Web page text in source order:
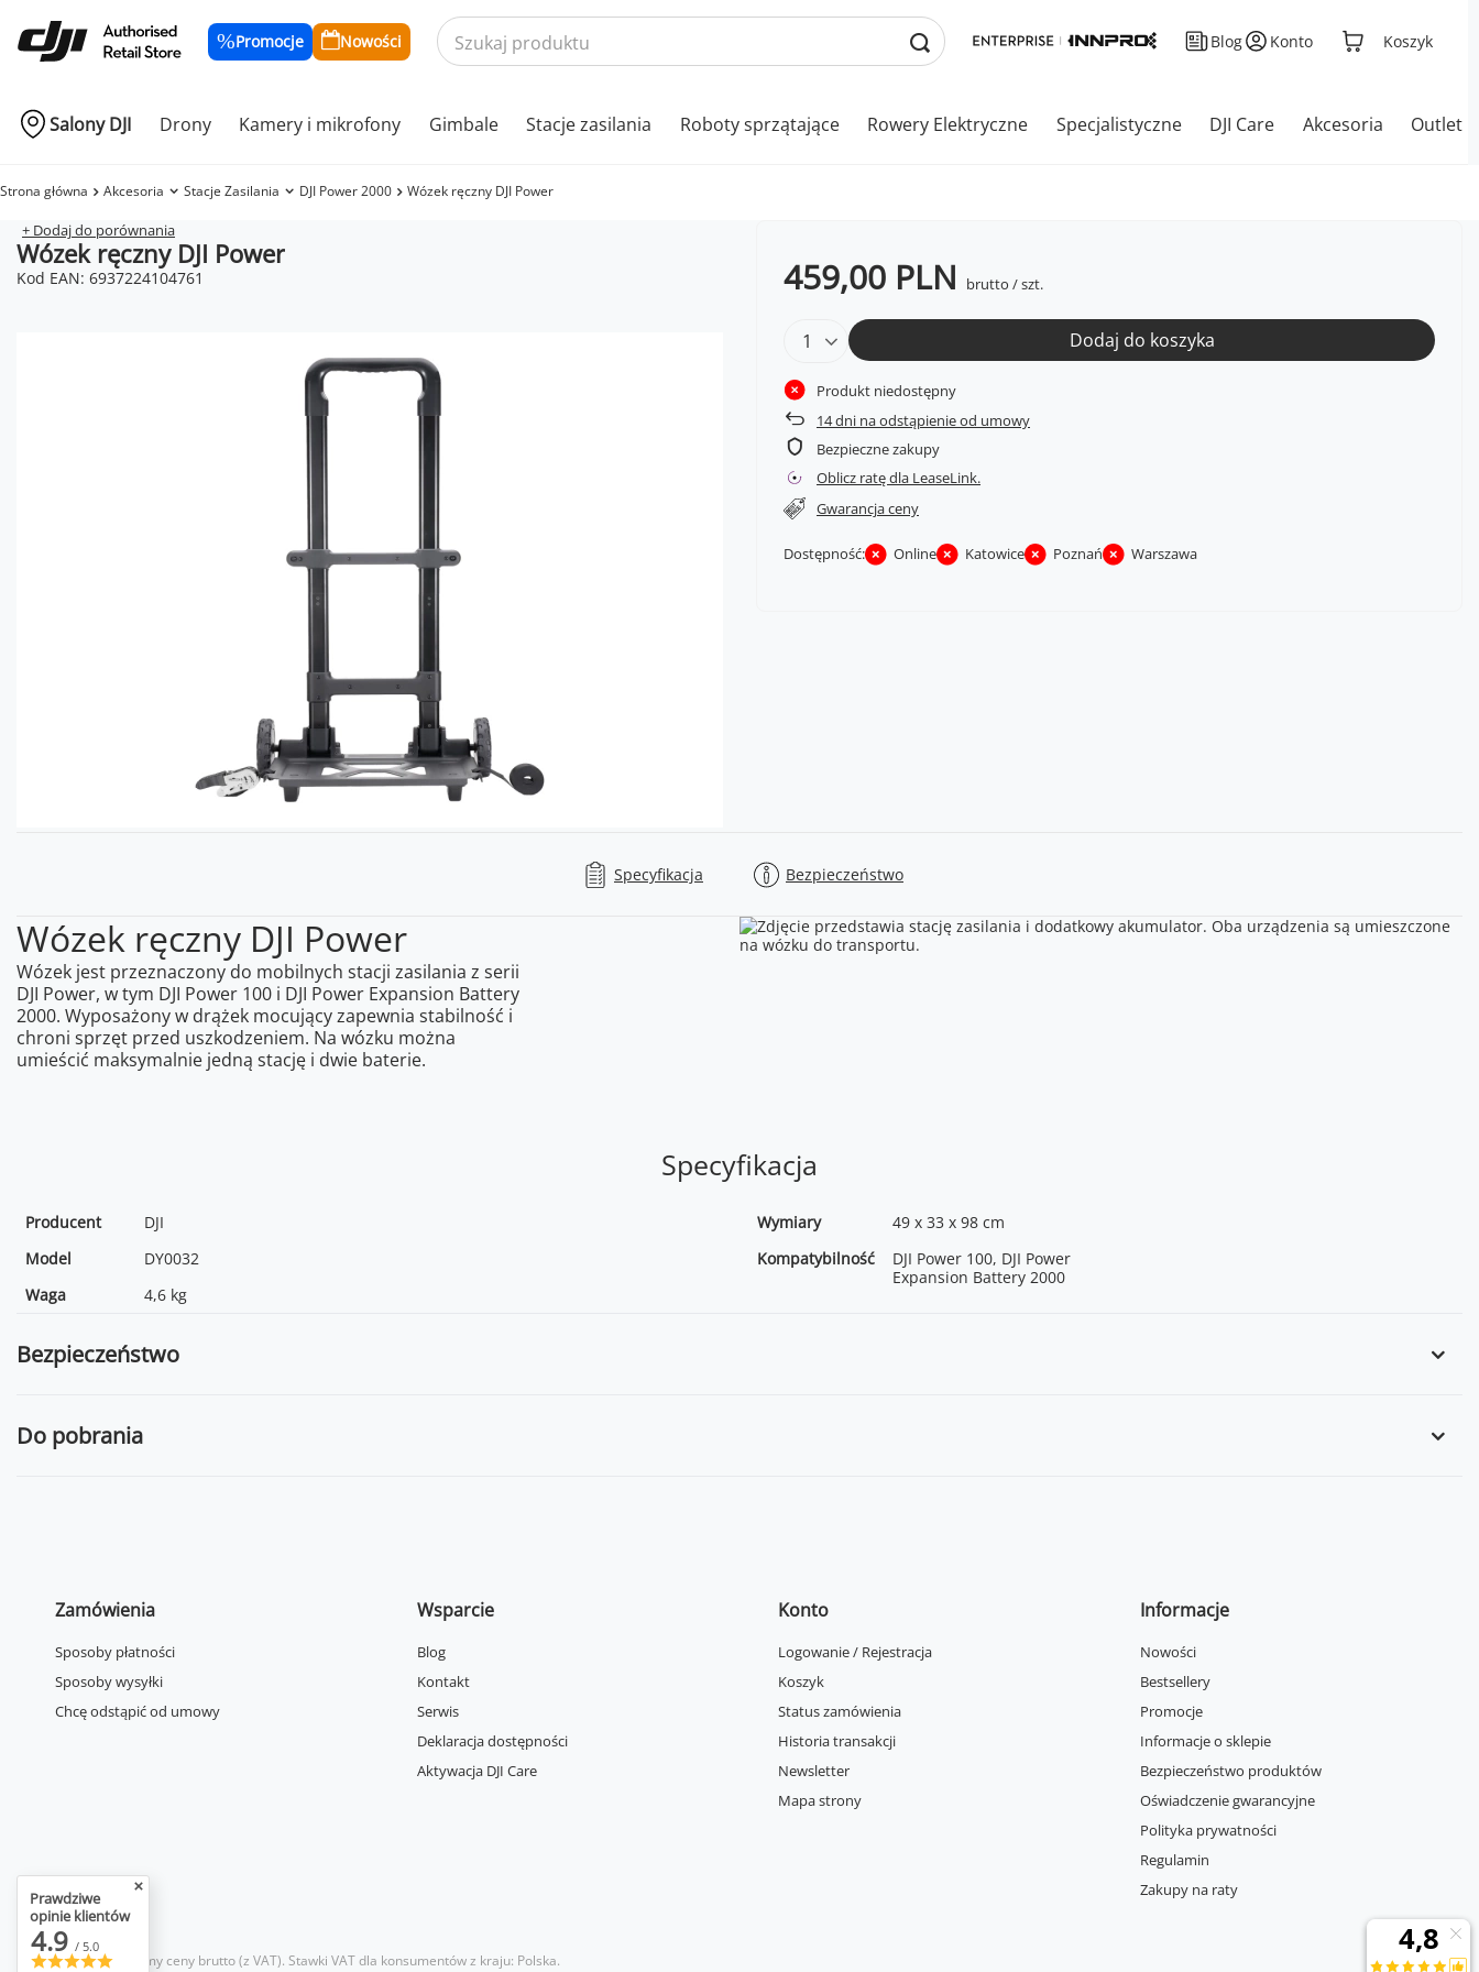
Promocje Nowości Blog Konto Koszyk
Salony DJI Drony Kamery i mikrofony Gimbale Stacje zasilania Roboty sprzątające Rowery Elektryczne Specjalistyczne DJI Care Akcesoria Outlet
Strona główna Akcesoria Stacje Zasilania DJI Power 2000 Wózek ręczny DJI Power
+ Dodaj do porównania
Wózek ręczny DJI Power
Kod EAN: 6937224104761 459,00 PLN brutto /szt.
Dodaj do koszyka
Produkt niedostępny
14dni na odstąpienie od umowy
Bezpieczne zakupy
Oblicz ratę dla LeaseLink.
Gwarancja ceny
Dostępność: Online Katowice Poznań Warszawa
Specyfikacja Bezpieczeństwo
Wózek ręczny DJI Power
Wózek jest przeznaczony do mobilnych stacji zasilania z serii
DJI Power, w tym DJI Power 100 i DJI Power Expansion Battery
2000. Wyposażony w drążek mocujący zapewnia stabilność i
chroni sprzęt przed uszkodzeniem. Na wózku można
umieścić maksymalnie jedną stację i dwie baterie.
Specyfikacja
Producent
DJI
Model
DY0032
Waga
4,6 kg
Wymiary
49 x 33 x 98 cm
Kompatybilność
DJI Power 100, DJI Power
Expansion Battery 2000
Bezpieczeństwo
Do pobrania
Zamówienia
Sposoby płatności
Sposoby wysyłki
Chcę odstąpić od umowy
Wsparcie
Blog
Kontakt
Serwis
Deklaracja dostępności
Aktywacja DJI Care
Konto
Logowanie / Rejestracja
Koszyk
Status zamówienia
Historia transakcji
Newsletter
Mapa strony
Informacje
Nowości
Bestsellery
Promocje
Informacje o sklepie
Bezpieczeństwo produktów
Oświadczenie gwarancyjne
Polityka prywatności
Regulamin
Zakupy na raty
W sklepie prezentujemy ceny brutto (z VAT). Stawki VAT dla konsumentów z kraju: Polska.
Prawdziwe
opinie klientów
4.9 / 5.0